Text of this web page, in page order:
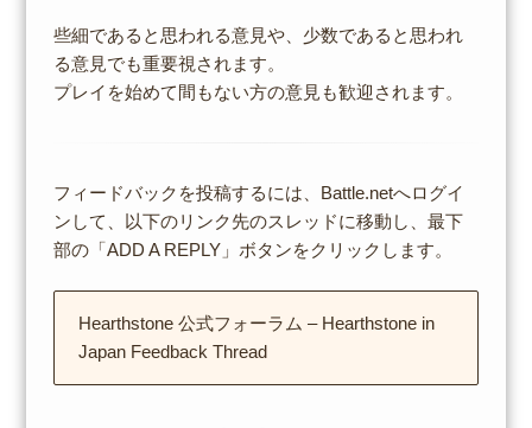
些細であると思われる意見や、少数であると思われ
る意見でも重要視されます。
プレイを始めて間もない方の意見も歓迎されます。
フィードバックを投稿するには、Battle.netへログイ
ンして、以下のリンク先のスレッドに移動し、最下
部の「ADD A REPLY」ボタンをクリックします。
Hearthstone 公式フォーラム – Hearthstone in
Japan Feedback Thread